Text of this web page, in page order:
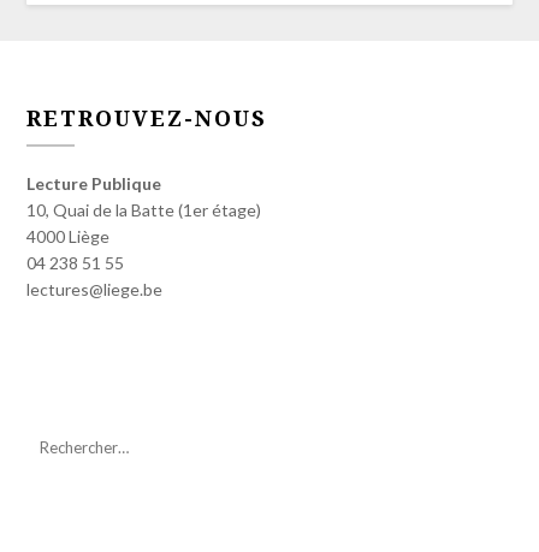
RETROUVEZ-NOUS
Lecture Publique
10, Quai de la Batte (1er étage)
4000 Liège
04 238 51 55
lectures@liege.be